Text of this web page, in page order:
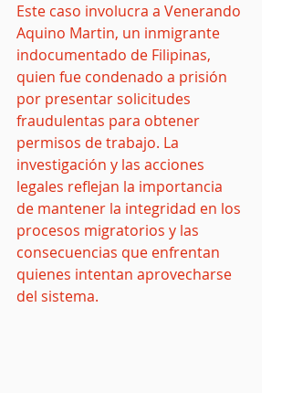
Este caso involucra a Venerando
Aquino Martin, un inmigrante
indocumentado de Filipinas,
quien fue condenado a prisión
por presentar solicitudes
fraudulentas para obtener
permisos de trabajo. La
investigación y las acciones
legales reflejan la importancia
de mantener la integridad en los
procesos migratorios y las
consecuencias que enfrentan
quienes intentan aprovecharse
del sistema.